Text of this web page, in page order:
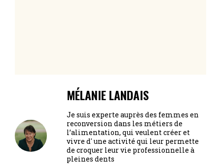
MÉLANIE LANDAIS
Je suis experte auprès des femmes en
reconversion dans les métiers de
l’alimentation, qui veulent créer et
vivre d' une activité qui leur permette
de croquer leur vie professionnelle à
pleines dents